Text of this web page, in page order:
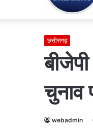
छत्तीसगढ़
चुनाव
webadmin